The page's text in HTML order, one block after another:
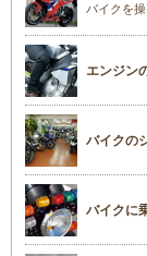
バイクを
エンジン
バイクの
バイクに